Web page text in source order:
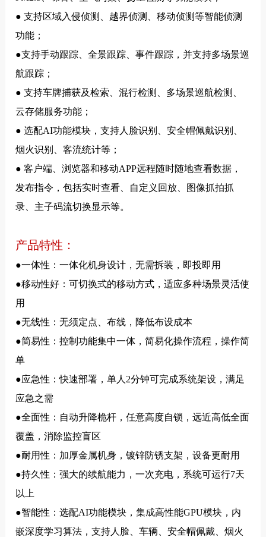
● 支持区域入侵侦测、越界侦测、移动侦测等智能侦测
功能；
●支持手动跟踪、全景跟踪、事件跟踪，并支持多场景巡
航跟踪；
● 支持车牌捕获及检索、混行检测、多场景巡航检测、
云存储服务功能；
● 选配AI功能模块，支持人脸识别、安全帽佩戴识别、
烟火识别、客流统计等；
● 客户端、浏览器和移动APP远程随时随地查看数据，
发布指令，包括实时查看、自定义回放、图像抓拍抓
录、主子码流切换显示等。
产品特性：
●一体性：一体化机身设计，无需拆装，即投即用
●移动性好：可切换式的移动方式，适应多种场景灵活使
用
●无线性：无须定点、布线，降低布设成本
●简易性：控制功能集中一体，简易化操作流程，操作简
单
●应急性：快速部署，单人2分钟可完成系统架设，满足
应急之需
●全面性：自动升降桅杆，任意高度自锁，远近高低全面
覆盖，消除监控盲区
●耐用性：加厚金属机身，镀锌防锈支架，设备更耐用
●持久性：强大的续航能力，一次充电，系统可运行7天
以上
●智能性：选配AI功能模块，集成高性能GPU模块，内
嵌深度学习算法，支持人脸、车辆、安全帽佩戴、烟火